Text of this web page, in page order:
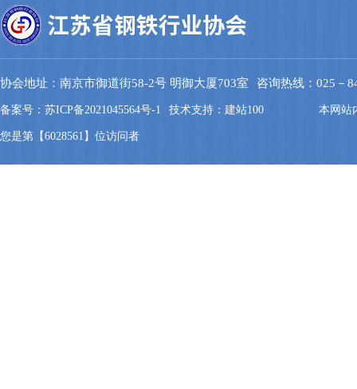
协会地址：南京市御道街58-2号 明御大厦703室 咨询热线：025－
备案号：苏ICP备2021045564号-1 技术支持：建站100 本网站
您是第【6028561】位访问者